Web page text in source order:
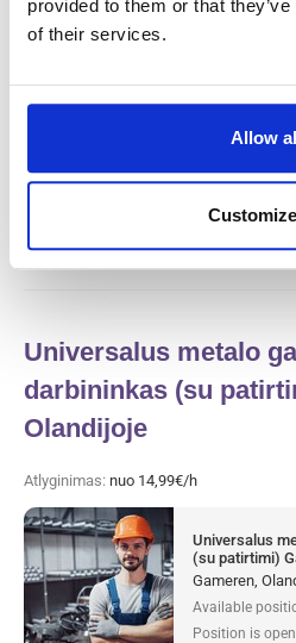
provided to them or that
of their services.
Allow
Customize
Atlyginimas:nuo 14,99€/h
Mėsos fabriko
valytojas (su
Haarlem,
Available
Universalus metalo
darbininkas (su
Olandijoje
Atlyginimas: nuo 14,99€/h
Universalus
(su patirtimi)
Gameren,
Available
Position is